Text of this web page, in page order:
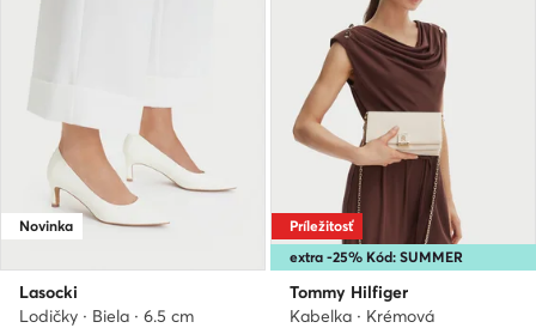
Novinka
Lasocki
Lodičky · Biela · 6.5 cm
extra -25% Kód: SUMMER
Príležitosť
Tommy Hilfiger
Kabelka · Krémová